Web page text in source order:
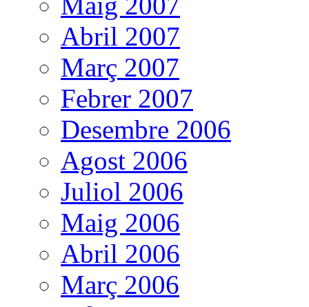
Abril 2007
Març 2007
Febrer 2007
Desembre 2006
Agost 2006
Juliol 2006
Maig 2006
Abril 2006
Març 2006